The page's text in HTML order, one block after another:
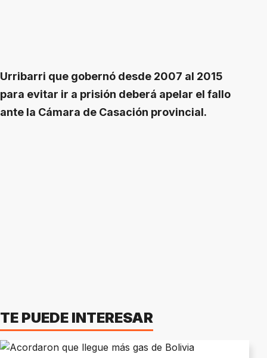
Urribarri que gobernó desde 2007 al 2015
para evitar ir a prisión deberá apelar el fallo
ante la Cámara de Casación provincial.
TE PUEDE INTERESAR